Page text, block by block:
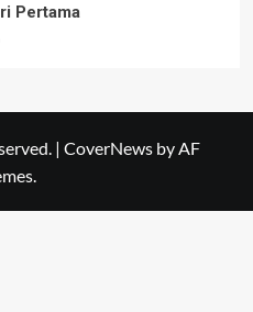
Pertama
| CoverNews by AF